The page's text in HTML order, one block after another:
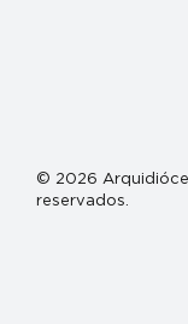
© 2026
reservados.